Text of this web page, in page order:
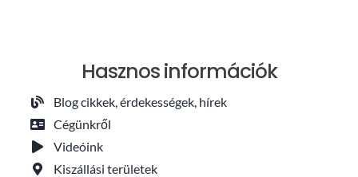
Hasznos információk
Blog cikkek, érdekességek, hírek
Cégünkről
Videóink
Kiszállási területek